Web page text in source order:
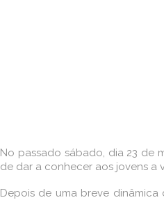
No passado sábado, dia 23 de
de dar a conhecer aos jovens a
Depois de uma breve